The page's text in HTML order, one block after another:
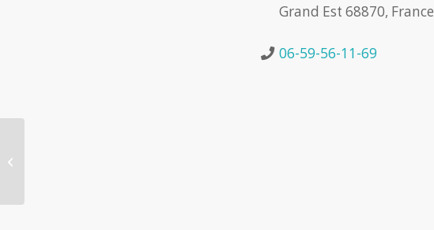
Grand Est 68870, France
06-59-56-11-69